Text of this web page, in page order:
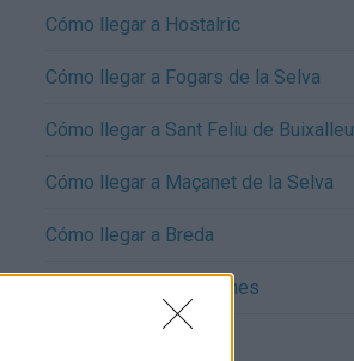
Cómo llegar a Hostalric
Cómo llegar a Fogars de la Selva
Cómo llegar a Sant Feliu de Buixalleu
Cómo llegar a Maçanet de la Selva
Cómo llegar a Breda
Cómo llegar a Riudarenes